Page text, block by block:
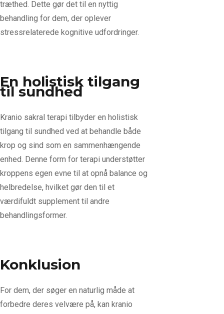
træthed. Dette gør det til en nyttig
behandling for dem, der oplever
stressrelaterede kognitive udfordringer.
En holistisk tilgang
til sundhed
Kranio sakral terapi tilbyder en holistisk
tilgang til sundhed ved at behandle både
krop og sind som en sammenhængende
enhed. Denne form for terapi understøtter
kroppens egen evne til at opnå balance og
helbredelse, hvilket gør den til et
værdifuldt supplement til andre
behandlingsformer.
Konklusion
For dem, der søger en naturlig måde at
forbedre deres velvære på, kan kranio